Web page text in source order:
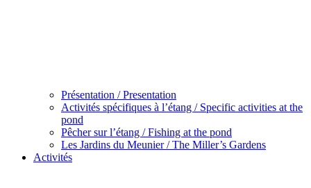
Présentation / Presentation
Activités spécifiques à l’étang / Specific activities at the
pond
Pêcher sur l’étang / Fishing at the pond
Les Jardins du Meunier / The Miller’s Gardens
Activités